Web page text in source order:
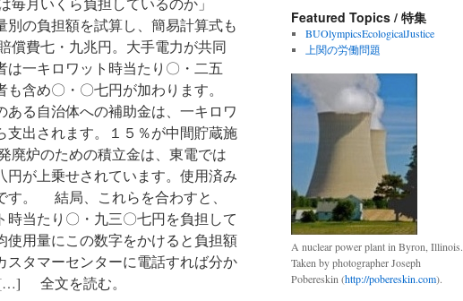
の負担額を試算し、簡易計算式も
費七・九兆円。大手電力が共同
一キロワット時当たり〇・二五
含め〇・〇七円が加わります。
る自治体への補助金は、一キロワ
支出されます。１５％が中間貯蔵施
炉のための積立金は、東電では
が上乗せされています。使用済み
す。 結局、これらを合わすと、
当たり〇・九三〇七円を負担して
用量にこの数字をかけると負担額
タマーセンターに電話すれば分か
[…] 全文を読む。
Featured Topics / 特集
BUOlympicsEcologicalJustice
上関の労働問題
A nuclear power plant in Byron, Illinois.
Taken by photographer Joseph
Pobereskin (http://pobereskin.com).